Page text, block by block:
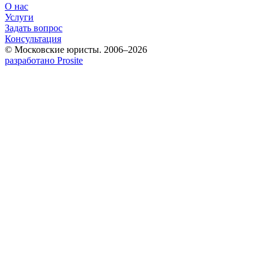
О нас
Услуги
Задать вопрос
Консультация
© Московские юристы. 2006–2026
разработано Prosite